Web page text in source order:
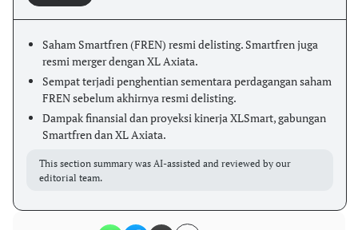
Saham Smartfren (FREN) resmi delisting. Smartfren juga
resmi merger dengan XL Axiata.
Sempat terjadi penghentian sementara perdagangan saham
FREN sebelum akhirnya resmi delisting.
Dampak finansial dan proyeksi kinerja XLSmart, gabungan
Smartfren dan XL Axiata.
This section summary was AI-assisted and reviewed by our
editorial team.